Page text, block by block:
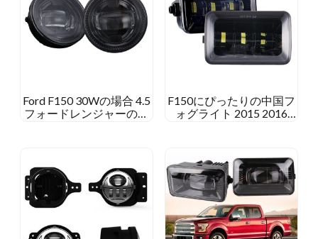
Ford F150 30Wの場合 4.5
フォードレンジャーのイ
F150にぴったりの中国フ
ォグライト 2015 2016